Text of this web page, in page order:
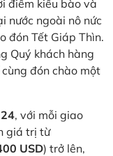
điểm kiều bào và
nước ngoài nô nức
đón Tết Giáp Thìn.
Quý khách hàng
đón chào một
, với mỗi giao
giá trị từ
USD) trở lên,